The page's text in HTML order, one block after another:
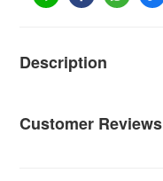
Description
Customer Reviews